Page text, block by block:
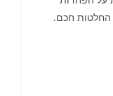
החלטות חכם.